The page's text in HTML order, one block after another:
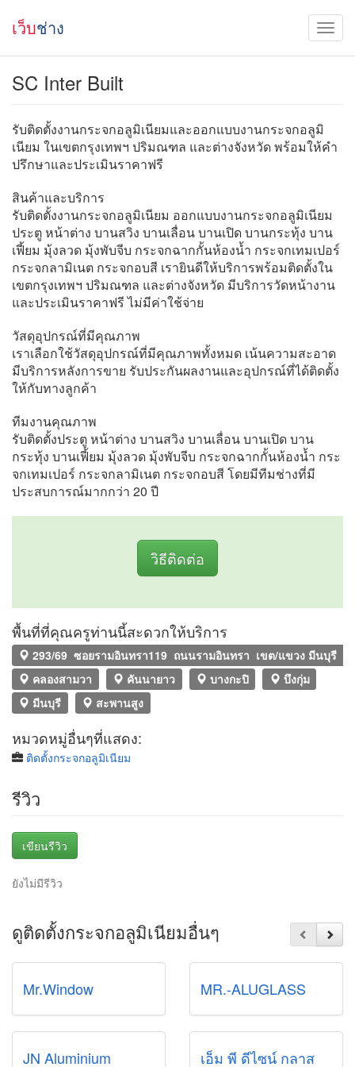
เว็บช่าง
SC Inter Built
รับติดตั้งงานกระจกอลูมิเนียมและออกแบบงานกระจกอลูมิ
เนียม ในเขตกรุงเทพฯ ปริมณฑล และต่างจังหวัด พร้อมให้คำ
ปรึกษาและประเมินราคาฟรี
สินค้าและบริการ
รับติดตั้งงานกระจกอลูมิเนียม ออกแบบงานกระจกอลูมิเนียม
ประตู หน้าต่าง บานสวิง บานเลื่อน บานเปิด บานกระทุ้ง บาน
เฟี้ยม มุ้งลวด มุ้งพับจีบ กระจกฉากกั้นห้องน้ำ กระจกเทมเปอร์
กระจกลามิเนต กระจกอบสี เรายินดีให้บริการพร้อมติดตั้งใน
เขตกรุงเทพฯ ปริมณฑล และต่างจังหวัด มีบริการวัดหน้างาน
และประเมินราคาฟรี ไม่มีค่าใช้จ่าย
วัสดุอุปกรณ์ที่มีคุณภาพ
เราเลือกใช้วัสดุอุปกรณ์ที่มีคุณภาพทั้งหมด เน้นความสะอาด
มีบริการหลังการขาย รับประกันผลงานและอุปกรณ์ที่ได้ติดตั้ง
ให้กับทางลูกค้า
ทีมงานคุณภาพ
รับติดตั้งประตู หน้าต่าง บานสวิง บานเลื่อน บานเปิด บาน
กระทุ้ง บานเฟี้ยม มุ้งลวด มุ้งพับจีบ กระจกฉากกั้นห้องน้ำ กระ
จกเทมเปอร์ กระจกลามิเนต กระจกอบสี โดยมีทีมช่างที่มี
ประสบการณ์มากกว่า 20 ปี
วิธีติดต่อ
พื้นที่ที่คุณครูท่านนี้สะดวกให้บริการ
293/69 ซอยรามอินทรา119 ถนนรามอินทรา เขต/แขวง มีนบุรี ก
คลองสามวา
คันนายาว บางกะปิ
บึงกุ่ม
มีนบุรี
สะพานสูง
หมวดหมู่อื่นๆที่แสดง:
ติดตั้งกระจกอลูมิเนียม
รีวิว
เขียนรีวิว
ยังไม่มีรีวิว
ดูติดตั้งกระจกอลูมิเนียมอื่นๆ
Mr.Window MR.-ALUGLASS
JN Aluminium เอ็ม พี ดีไซน์ กลาส